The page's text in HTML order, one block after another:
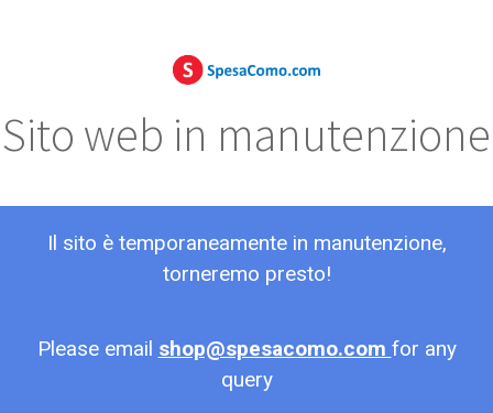
Sito web in manutenzione
Il sito è temporaneamente in manutenzione,
torneremo presto!
Please email shop@spesacomo.com for any
query